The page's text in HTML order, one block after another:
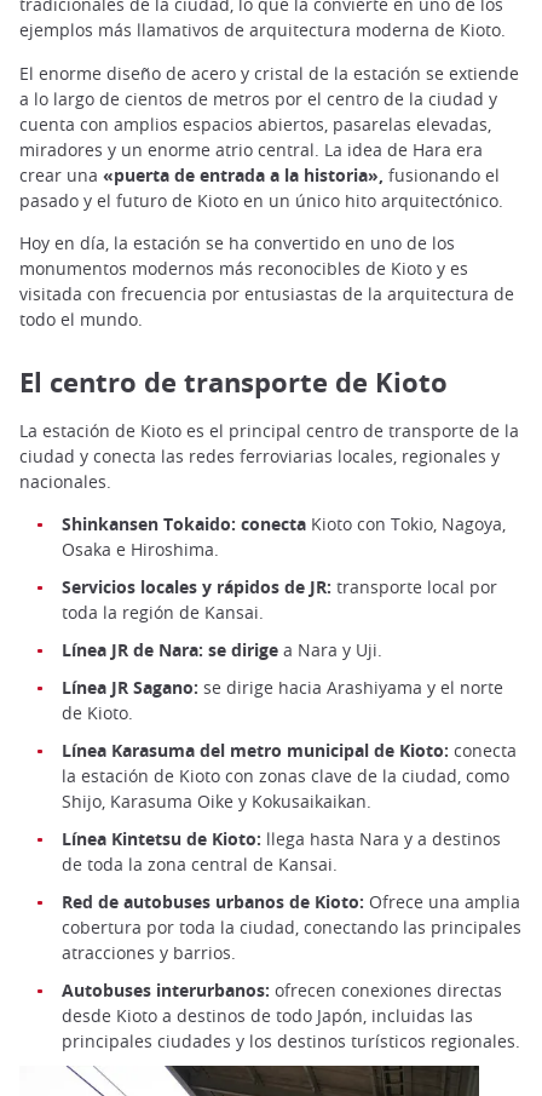
tradicionales de la ciudad, lo que la convierte en uno de los
ejemplos más llamativos de arquitectura moderna de Kioto.
El enorme diseño de acero y cristal de la estación se extiende
a lo largo de cientos de metros por el centro de la ciudad y
cuenta con amplios espacios abiertos, pasarelas elevadas,
miradores y un enorme atrio central. La idea de Hara era
crear una «puerta de entrada a la historia», fusionando el
pasado y el futuro de Kioto en un único hito arquitectónico.
Hoy en día, la estación se ha convertido en uno de los
monumentos modernos más reconocibles de Kioto y es
visitada con frecuencia por entusiastas de la arquitectura de
todo el mundo.
El centro de transporte de Kioto
La estación de Kioto es el principal centro de transporte de la
ciudad y conecta las redes ferroviarias locales, regionales y
nacionales.
Shinkansen Tokaido: conecta Kioto con Tokio, Nagoya,
Osaka e Hiroshima.
Servicios locales y rápidos de JR: transporte local por
toda la región de Kansai.
Línea JR de Nara: se dirige a Nara y Uji.
Línea JR Sagano: se dirige hacia Arashiyama y el norte
de Kioto.
Línea Karasuma del metro municipal de Kioto: conecta
la estación de Kioto con zonas clave de la ciudad, como
Shijo, Karasuma Oike y Kokusaikaikan.
Línea Kintetsu de Kioto: llega hasta Nara y a destinos
de toda la zona central de Kansai.
Red de autobuses urbanos de Kioto: Ofrece una amplia
cobertura por toda la ciudad, conectando las principales
atracciones y barrios.
Autobuses interurbanos: ofrecen conexiones directas
desde Kioto a destinos de todo Japón, incluidas las
principales ciudades y los destinos turísticos regionales.